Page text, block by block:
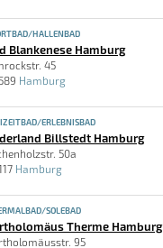
HALLENBAD
Blankenese Hamburg
45
Hamburg
ERLEBNISBAD
Billstedt Hamburg
50a
Hamburg
SOLEBAD
Therme Hamburg
95